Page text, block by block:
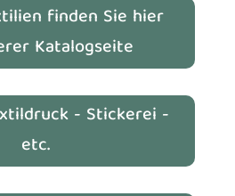
finden Sie hier
Katalogseite
- Stickerei -
etc.